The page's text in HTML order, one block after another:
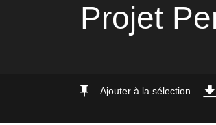
Projet
Ajouter à la sélection